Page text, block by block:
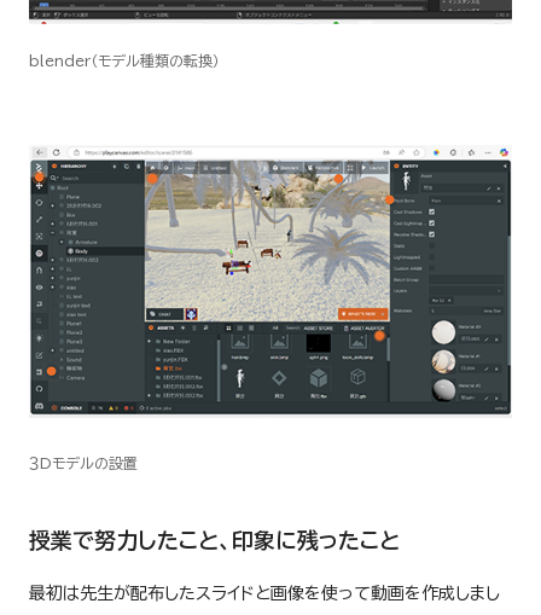
blender（モデル種類の転換）
３Dモデルの設置
授業で努力したこと、印象に残ったこと
最初は先生が配布したスライドと画像を使って動画を作成しまし